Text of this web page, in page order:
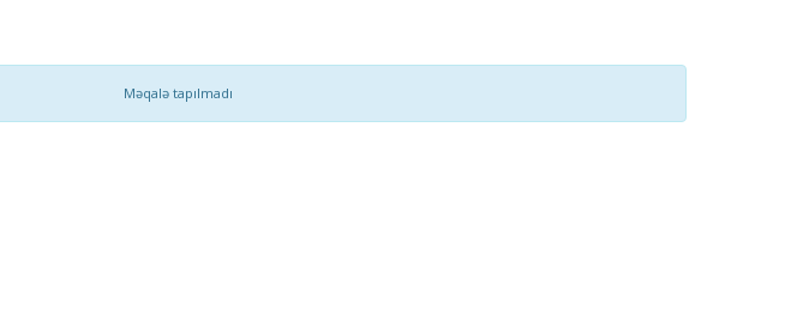
Məqalə tapılmadı